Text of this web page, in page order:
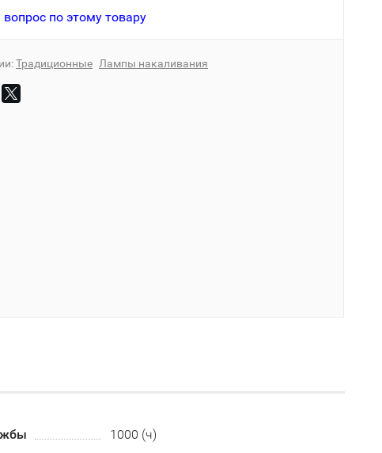
по этому товару
Традиционные Лампы накаливания
1000 (ч)